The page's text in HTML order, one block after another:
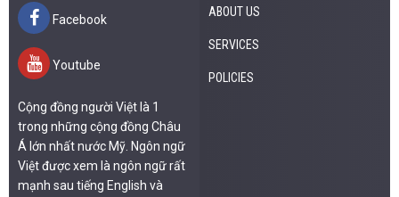
Facebook
Youtube
Cộng đồng người Việt là 1
trong những cộng đồng Châu
Á lớn nhất nước Mỹ. Ngôn ngữ
Việt được xem là ngôn ngữ rất
mạnh sau tiếng English và
ABOUT US
SERVICES
POLICIES